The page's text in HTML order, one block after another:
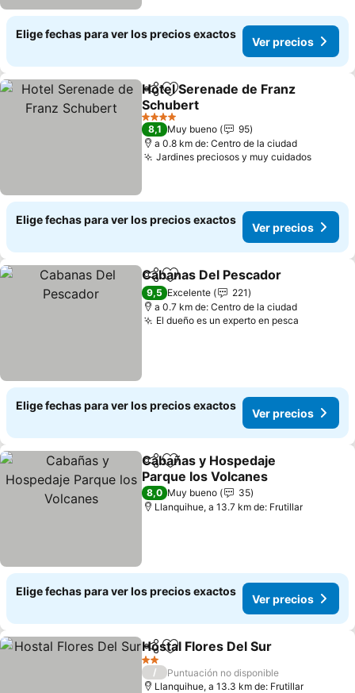
Elige fechas para ver los precios exactos
Ver precios
CompartirAgregar a favoritos
Hotel Serenade de Franz
Schubert
Ver precios
4 Estrellas
8,1 Muy bueno
95
a 0.8 km de: Centro de la ciudad
Jardines preciosos y muy cuidadosVer
Elige fechas para ver los precios exactos
Ver precios
CompartirAgregar a favoritos
Cabanas Del Pescador
9,5 Excelente
221
a 0.7 km de: Centro de la ciudad
El dueño es un experto en pesca
Elige fechas para ver los precios exactos
Ver precios
CompartirAgregar a favoritos
Cabañas y Hospedaje
Parque los Volcanes
Ver precios
8,0 Muy bueno
35
Llanquihue, a 13.7 km de: Frutillar
Elige fechas para ver los precios exactos
Ver precios
CompartirAgregar a favoritos
Hostal Flores Del Sur
2 Estrellas
/
Puntuación no disponible
Llanquihue, a 13.3 km de: Frutillar